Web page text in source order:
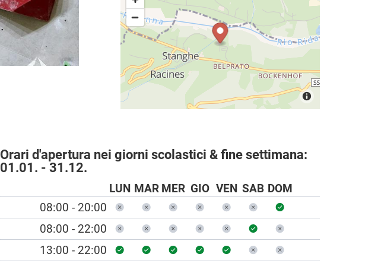
Orari d'apertura nei giorni scolastici & fine settimana:
01.01. - 31.12.
LUN MAR MER GIO VEN SAB DOM
08:00 - 20:00
08:00 - 22:00
13:00 - 22:00